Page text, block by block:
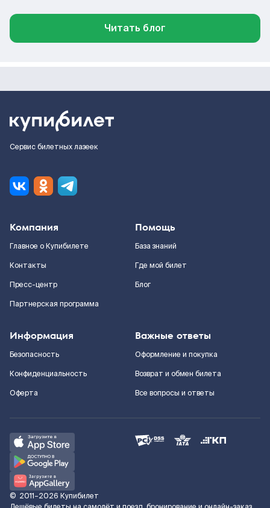
Читать блог
Сервис билетных лазеек
Компания
Главное о Купибилете
Контакты
Пресс-центр
Партнерская программа
Помощь
База знаний
Где мой билет
Блог
Информация
Безопасность
Конфиденциальность
Оферта
Важные ответы
Оформление и покупка
Возврат и обмен билета
Все вопросы и ответы
© 2011–2026 Купибилет